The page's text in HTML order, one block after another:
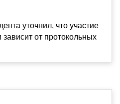
уточнил, что участие
от протокольных